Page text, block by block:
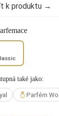
k produktu →
také jako:
Parfém